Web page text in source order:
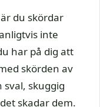
du skördar
inte
har på dig att
skörden av
skuggig
skadar dem.